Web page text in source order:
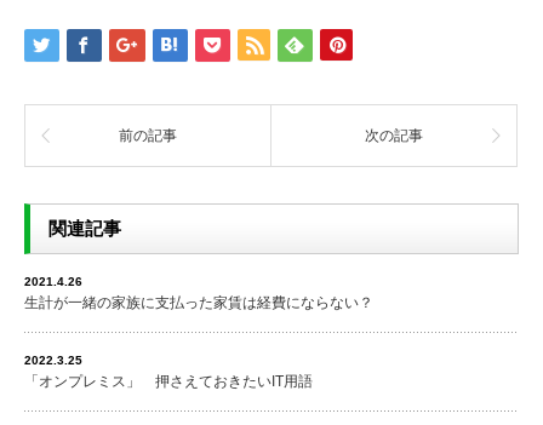
前の記事 次の記事
関連記事
2021.4.26
生計が一緒の家族に支払った家賃は経費にならない？
2022.3.25
「オンプレミス」 押さえておきたいIT用語